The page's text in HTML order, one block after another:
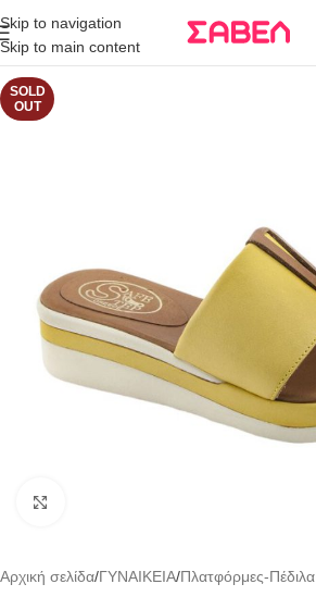
Skip to navigation
Skip to main content
άνω των 80€
Παραγγελία
SOLD
OUT
Αρχική σελίδα/ΓΥΝΑΙΚΕΙΑ/Πλατφόρμες-Πέδιλα